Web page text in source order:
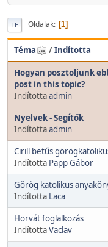
LE Oldalak 1
Téma /Indította
Hogyan posztoljunk
post in this topic?
Indítottaadmin
Nyelvek - Segítők
Indítottaadmin
Cirill betűs
Indította Papp Gábor
Görög katolikus
Indította Laca
Horvát foglalkozás
IndítottaVaclav